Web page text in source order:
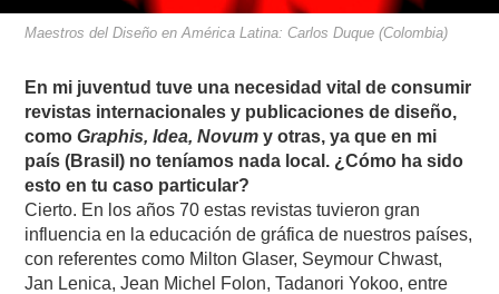
Maestros del Diseño en América Latina: Carlos Duque (Colombia)
En mi juventud tuve una necesidad vital de consumir
revistas internacionales y publicaciones de diseño,
comoGraphis, Idea, Novumy otras, ya que en mi
país (Brasil) no teníamos nada local. ¿Cómo ha sido
esto en tu caso particular?
Cierto. En los años 70 estas revistas tuvieron gran
influencia en la educación de gráfica de nuestros países,
con referentes como Milton Glaser, Seymour Chwast,
Jan Lenica, Jean Michel Folon, Tadanori Yokoo, entre